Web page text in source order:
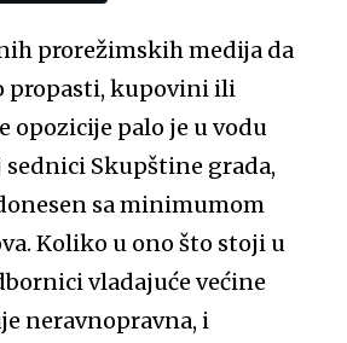
prorežimskih medija da
propasti, kupovini ili
opozicije palo je u vodu
Skupštine grada,
sa minimumom
Koliko u ono što stoji u
vladajuće većine
neravnopravna, i